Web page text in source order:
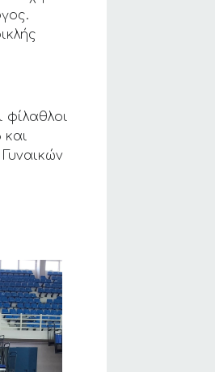
φίλαθλοι
και